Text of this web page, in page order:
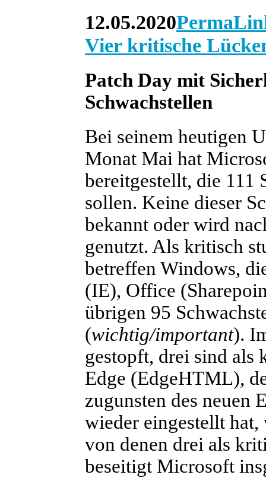
12.05.2020
Vier kritische
Patch Day mit
Schwachstellen
Bei seinem heutigen
Monat Mai hat
bereitgestellt, die 111
sollen. Keine dieser
bekannt oder wird
genutzt. Als kritisch
betreffen Windows,
(IE), Office
übrigen 95
(wichtig/important).
gestopft, drei sind als
Edge (EdgeHTML),
zugunsten des neuen
wieder eingestellt
von denen drei als
beseitigt Microsoft